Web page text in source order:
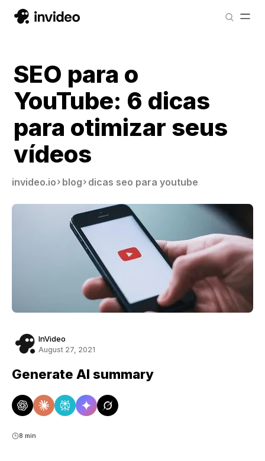
SEO para o
YouTube: 6 dicas
para otimizar seus
vídeos
invideo.io blog dicas seo para youtube
InVideo
August 27, 2021
Generate AI summary
8 min